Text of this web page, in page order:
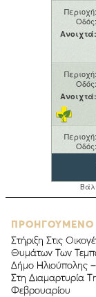
Στήριξη Στις
Θυμάτων Των
Δήμο Ηλιούπολης
Στη Διαμαρτυρία
Φεβρουαρίου